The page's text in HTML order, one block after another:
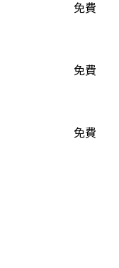
免費
免費
免費